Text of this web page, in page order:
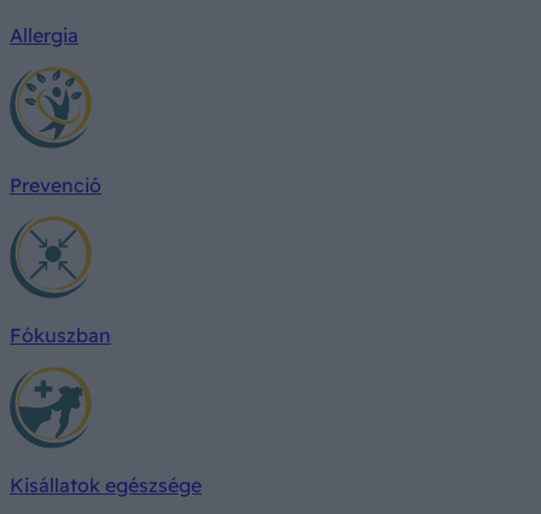
Allergia
Prevenció
Fókuszban
Kisállatok egészsége